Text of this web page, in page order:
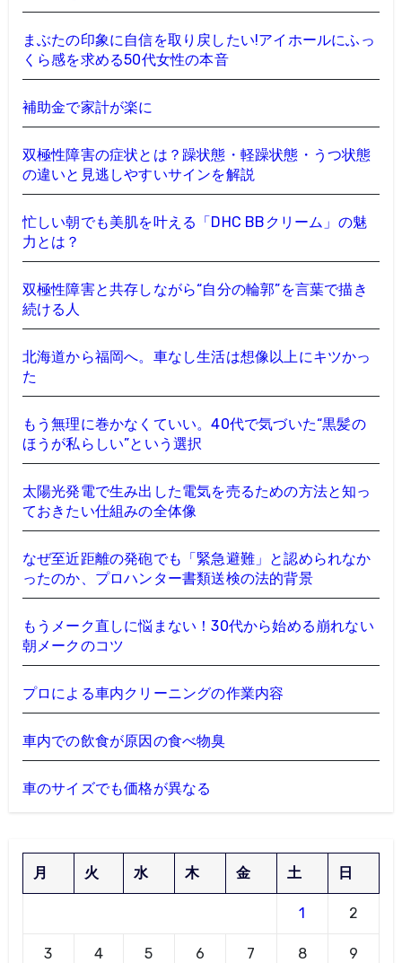
まぶたの印象に自信を取り戻したい!アイホールにふっ
くら感を求める50代女性の本音
補助金で家計が楽に
双極性障害の症状とは？躁状態・軽躁状態・うつ状態
の違いと見逃しやすいサインを解説
忙しい朝でも美肌を叶える「DHC BBクリーム」の魅
力とは？
双極性障害と共存しながら“自分の輪郭”を言葉で描き
続ける人
北海道から福岡へ。車なし生活は想像以上にキツかっ
た
もう無理に巻かなくていい。40代で気づいた“黒髪の
ほうが私らしい”という選択
太陽光発電で生み出した電気を売るための方法と知っ
ておきたい仕組みの全体像
なぜ至近距離の発砲でも「緊急避難」と認められなか
ったのか、プロハンター書類送検の法的背景
もうメーク直しに悩まない！30代から始める崩れない
朝メークのコツ
プロによる車内クリーニングの作業内容
車内での飲食が原因の食べ物臭
車のサイズでも価格が異なる
月 火 水 木 金 土 日
1 2
3 4 5 6 7 8 9